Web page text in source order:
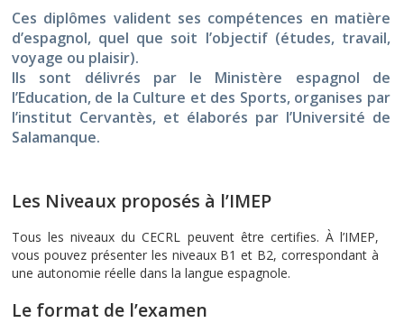
Ces diplômes valident ses compétences en matière
d’espagnol, quel que soit l’objectif (études, travail,
voyage ou plaisir).
Ils sont délivrés par le Ministère espagnol de
l’Education, de la Culture et des Sports, organises par
l’institut Cervantès, et élaborés par l’Université de
Salamanque.
Les Niveaux proposés à l’IMEP
Tous les niveaux du CECRL peuvent être certifies. À l’IMEP,
vous pouvez présenter les niveaux B1 et B2, correspondant à
une autonomie réelle dans la langue espagnole.
Le format de l’examen